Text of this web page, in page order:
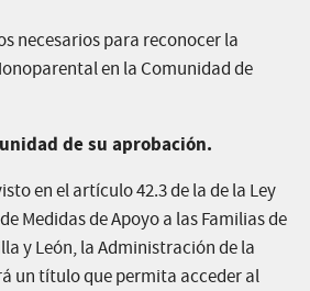
necesarios para reconocer la
en la Comunidad de
de su aprobación.
en el artículo 42.3 de la de la Ley
Medidas de Apoyo a las Familias de
y León, la Administración de la
un título que permita acceder al